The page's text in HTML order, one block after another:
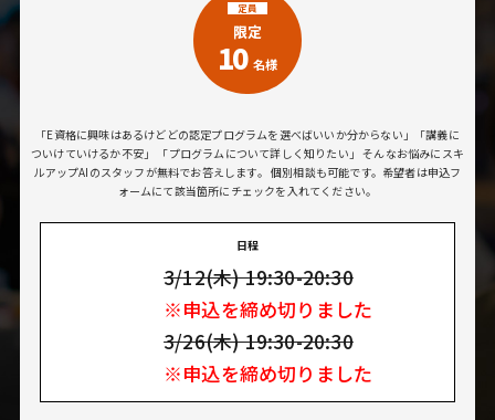
定員
限定
10 名様
「E資格に興味はあるけどどの認定プログラムを選べばいいか分からない」「講義に
ついけていけるか不安」
「プログラムについて詳しく知りたい」 そんなお悩みにスキ
ルアップAIのスタッフが無料でお答えします。 個別相談も可能です。希望者は申込フ
ォームにて該当箇所にチェックを入れてください。
日程
3/12(木) 19:30-20:30
※申込を締め切りました
3/26(木) 19:30-20:30
※申込を締め切りました